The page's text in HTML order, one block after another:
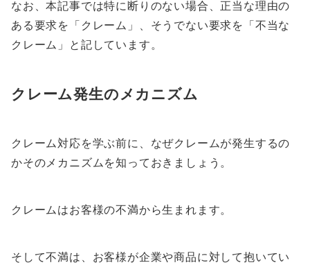
なお、本記事では特に断りのない場合、正当な理由の
ある要求を「クレーム」、そうでない要求を「不当な
クレーム」と記しています。
クレーム発生のメカニズム
クレーム対応を学ぶ前に、なぜクレームが発生するの
かそのメカニズムを知っておきましょう。
クレームはお客様の不満から生まれます。
そして不満は、 お客様が企業や商品に対して抱いてい